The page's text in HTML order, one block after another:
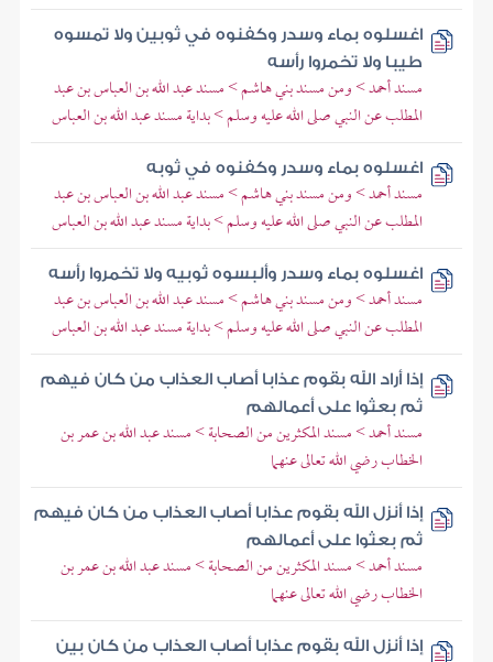
اغسلوه بماء وسدر وكفنوه في ثوبين ولا تمسوه
طيبا ولا تخمروا رأسه
مسند أحمد > ومن مسند بني هاشم > مسند عبد الله بن العباس بن عبد
المطلب عن النبي صلى الله عليه وسلم > بداية مسند عبد الله بن العباس
اغسلوه بماء وسدر وكفنوه في ثوبه
مسند أحمد > ومن مسند بني هاشم > مسند عبد الله بن العباس بن عبد
المطلب عن النبي صلى الله عليه وسلم > بداية مسند عبد الله بن العباس
اغسلوه بماء وسدر وألبسوه ثوبيه ولا تخمروا رأسه
مسند أحمد > ومن مسند بني هاشم > مسند عبد الله بن العباس بن عبد
المطلب عن النبي صلى الله عليه وسلم > بداية مسند عبد الله بن العباس
إذا أراد الله بقوم عذابا أصاب العذاب من كان فيهم
ثم بعثوا على أعمالهم
مسند أحمد > مسند المكثرين من الصحابة > مسند عبد الله بن عمر بن
الخطاب رضي الله تعالى عنهما
إذا أنزل الله بقوم عذابا أصاب العذاب من كان فيهم
ثم بعثوا على أعمالهم
مسند أحمد > مسند المكثرين من الصحابة > مسند عبد الله بن عمر بن
الخطاب رضي الله تعالى عنهما
إذا أنزل الله بقوم عذابا أصاب العذاب من كان بين